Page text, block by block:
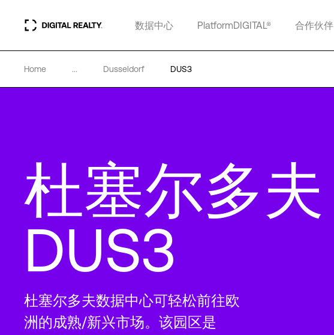
数据中心 PlatformDIGITAL® 合作伙伴
Home ... Dusseldorf DUS3
杜塞尔多夫
DUS3
杜塞尔多夫数据中心可轻松前往欧
洲的成熟/新兴市场。该园区是